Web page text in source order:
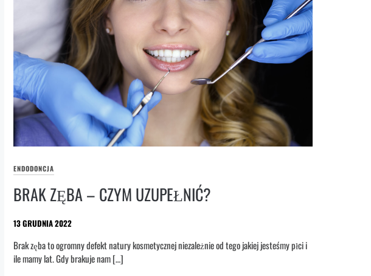
ENDODONCJA
BRAK ZĘBA – CZYM UZUPEŁNIĆ?
13 GRUDNIA 2022
Brak zęba to ogromny defekt natury kosmetycznej niezależnie od tego jakiej jesteśmy płci i
ile mamy lat. Gdy brakuje nam […]